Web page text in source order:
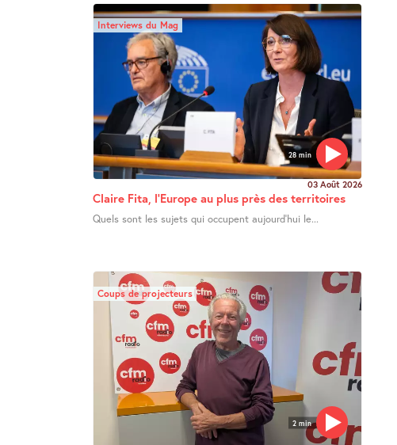
28 min
Interviews du Mag
03 Août 2026
Claire Fita, l’Europe au plus près des territoires
Quels sont les sujets qui occupent aujourd’hui le...
2 min
Coups de projecteurs